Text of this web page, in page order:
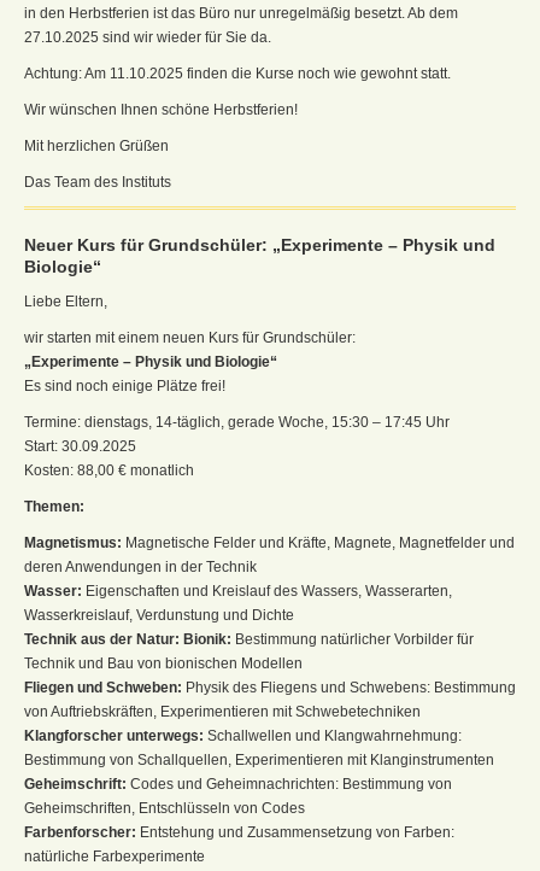
in den Herbstferien ist das Büro nur unregelmäßig besetzt. Ab dem
27.10.2025 sind wir wieder für Sie da.
Achtung: Am 11.10.2025 finden die Kurse noch wie gewohnt statt.
Wir wünschen Ihnen schöne Herbstferien!
Mit herzlichen Grüßen
Das Team des Instituts
Neuer Kurs für Grundschüler: „Experimente – Physik und
Biologie“
Liebe Eltern,
wir starten mit einem neuen Kurs für Grundschüler:
„Experimente – Physik und Biologie“
Es sind noch einige Plätze frei!
Termine: dienstags, 14-täglich, gerade Woche, 15:30 – 17:45 Uhr
Start: 30.09.2025
Kosten: 88,00 € monatlich
Themen:
Magnetismus: Magnetische Felder und Kräfte, Magnete, Magnetfelder und
deren Anwendungen in der Technik
Wasser: Eigenschaften und Kreislauf des Wassers, Wasserarten,
Wasserkreislauf, Verdunstung und Dichte
Technik aus der Natur: Bionik: Bestimmung natürlicher Vorbilder für
Technik und Bau von bionischen Modellen
Fliegen und Schweben: Physik des Fliegens und Schwebens: Bestimmung
von Auftriebskräften, Experimentieren mit Schwebetechniken
Klangforscher unterwegs: Schallwellen und Klangwahrnehmung:
Bestimmung von Schallquellen, Experimentieren mit Klanginstrumenten
Geheimschrift: Codes und Geheimnachrichten: Bestimmung von
Geheimschriften, Entschlüsseln von Codes
Farbenforscher: Entstehung und Zusammensetzung von Farben:
natürliche Farbexperimente